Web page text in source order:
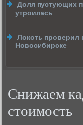
Доля пустующих
утроилась
Локоть проверил
Новосибирске
Снижаем
стоимость